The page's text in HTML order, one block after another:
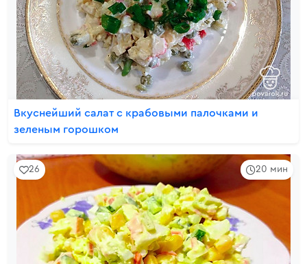
Вкуснейший салат с крабовыми палочками и
зеленым горошком
20 мин
26